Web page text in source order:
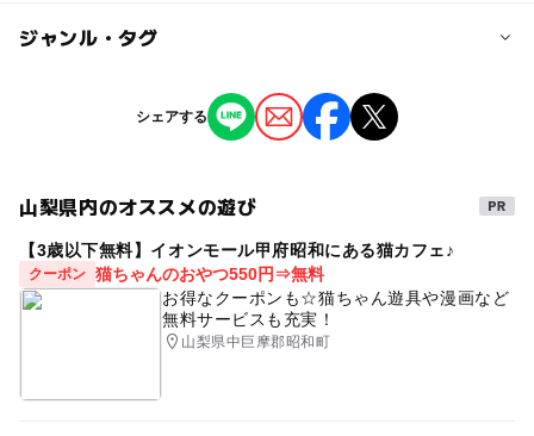
0歳･1歳･2歳の赤ちゃん(乳児･幼児)
3歳･4歳･5歳･6歳(幼児) 小学生 中学生･高校生
予約/応募
予約必要
最終応募締切 2026-2-13(金)
子供の料金詳細
※ミニランチを召し上がる場合は一人550円
※ミニランチつき（北杜産米おにぎり＆手前味噌のお味噌
汁）
ジャンル・タグ
タグ
味噌づくり 小学生以下無料 ランチ付き
オーガニック
シェアする
山梨県内のオススメの遊び
【3歳以下無料】イオンモール甲府昭和にある猫カフェ♪
クーポン 猫ちゃんのおやつ550円⇒無料
お得なクーポンも☆猫ちゃん遊具や漫画など
無料サービスも充実！
山梨県中巨摩郡昭和町